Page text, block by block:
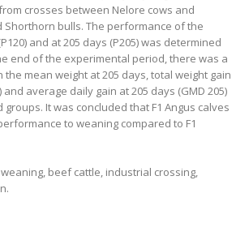
crosses between Nelore cows and
Shorthorn bulls. The performance of the
and at 205 days (P205) was determined
end of the experimental period, there was a
the mean weight at 205 days, total weight gain
and average daily gain at 205 days (GMD 205)
It was concluded that F1 Angus calves
to weaning compared to F1
beef cattle, industrial crossing,